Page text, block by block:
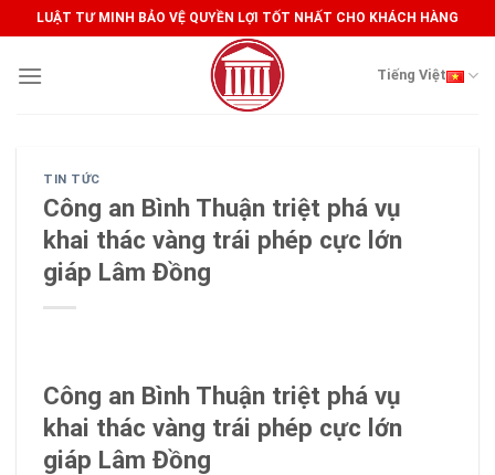
to
content
LUẬT TƯ MINH BẢO VỆ QUYỀN LỢI TỐT NHẤT CHO KHÁCH HÀNG
Tiếng Việt
TIN TỨC
Công an Bình Thuận triệt phá vụ
khai thác vàng trái phép cực lớn
giáp Lâm Đồng
Công an Bình Thuận triệt phá vụ
khai thác vàng trái phép cực lớn
giáp Lâm Đồng